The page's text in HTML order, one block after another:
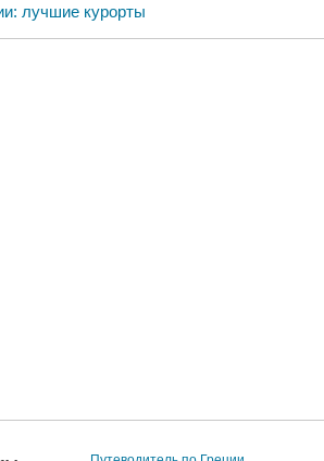
лучшие курорты